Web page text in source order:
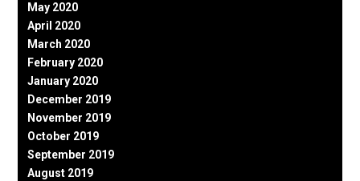
May 2020
April 2020
March 2020
February 2020
January 2020
December 2019
November 2019
October 2019
September 2019
August 2019